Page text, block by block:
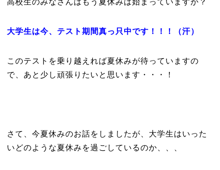
高校生のみなさんはもう夏休みは始まっていますか？
大学生は今、テスト期間真っ只中です！！！（汗）
このテストを乗り越えれば夏休みが待っていますの
で、あと少し頑張りたいと思います・・・！
さて、今夏休みのお話をしましたが、大学生はいった
いどのような夏休みを過ごしているのか、、、